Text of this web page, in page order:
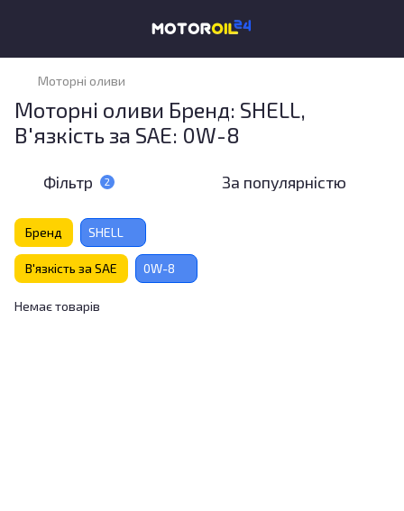
Моторні оливи
Моторні оливи Бренд: SHELL,
В'язкість за SAE: 0W-8
Фільтр 2 За популярністю
Бренд SHELL
В'язкість за SAE 0W-8
Немає товарів